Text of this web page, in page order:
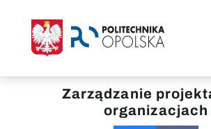
Zarządzanie
organizacjach